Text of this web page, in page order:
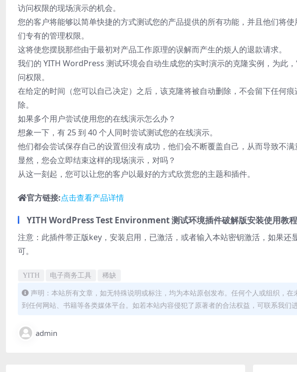
访问权限的现场演示的机会。
您的客户将能够以简单快捷的方式测试您的产品提供的所有功能，并且他们将
们专有的管理权限。
这将使您摆脱那些由于最初对产品工作原理的误解而产生的烦人的退款请求。
我们的 YITH WordPress 测试环境会自动生成您的实时演示的克隆实例，为此
问权限。
在给定的时间（您可以自己决定）之后，该克隆将被自动删除，不会留下任何
除。
如果多个用户尝试使用您的在线演示怎么办？
想象一下，有 25 到 40 个人同时尝试测试您的在线演示。
他们都会尝试保存自己的设置但没有成功，他们会不断覆盖自己，从而导致不满
显然，您会立即结束这样的现场演示，对吗？
从这一刻起，您可以让您的客户以最好的方式欣赏您的主题和插件。
官方链接:点击查看产品详情
YITH WordPress Test Environment 测试环境插件破解版安装使用教
注意：此插件带正版key，安装启用，已激活，或者输入本站密钥激活，如果
可。
YITH 电子商务工具 稀缺
声明：本站所有文章，如无特殊说明或标注，均为本站原创发布。任何个人或组织，
到任何网站、书籍等各类媒体平台。如若本站内容侵犯了原著者的合法权益，可联系我们进
admin